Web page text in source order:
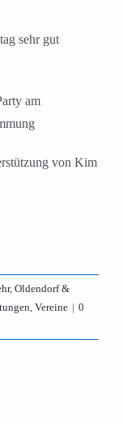
sehr gut
am
von Kim
, Oldendorf &
, Vereine | 0